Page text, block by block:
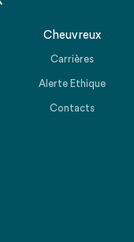
Cheuvreux
Carrières
Alerte Ethique
Contacts